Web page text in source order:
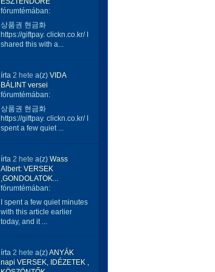
fórumtémában:
상품권 현금화
https://giftpay. clickn.co.kr/ I
shared this with a...
írta 2 hete a(z) VIDA
BÁLINT versei
fórumtémában:
상품권 현금화
https://giftpay. clickn.co.kr/ I
spent a few quiet ...
írta 2 hete a(z) Wass
Albert: VERSEK
,GONDOLATOK...
fórumtémában:
I spent a few quiet minutes
with this article earlier
today, and it ...
írta 2 hete a(z)ANYÁK
napi VERSEK, IDÉZETEK ,